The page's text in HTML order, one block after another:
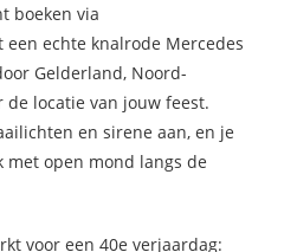
boeken via
een echte knalrode Mercedes
Gelderland, Noord-
locatie van jouw feest.
en sirene aan, en je
open mond langs de
voor een 40e verjaardag: